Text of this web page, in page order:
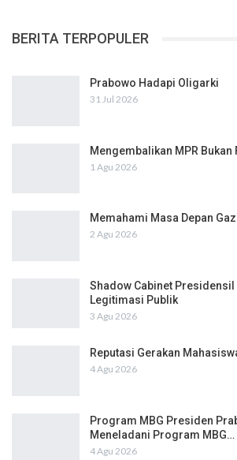
BERITA TERPOPULER
Prabowo Hadapi Oligarki
31 Jul 2026
Mengembalikan MPR
1 Agu 2026
Memahami Masa Depan
2 Agu 2026
Shadow Cabinet
Legitimasi Publik
3 Agu 2026
Reputasi Gerakan
4 Agu 2026
Program MBG Presiden
Meneladani Program MBG…
4 Agu 2026